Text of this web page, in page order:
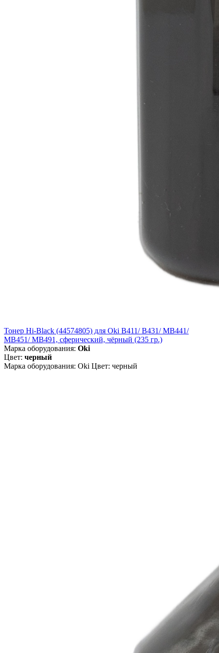
Тонер Hi-Black (44574805) для Oki B411/ B431/ MB441/
MB451/ MB491, сферический, чёрный (235 гр.)
Марка оборудования: Oki
Цвет: черный
Марка оборудования: Oki Цвет: черный